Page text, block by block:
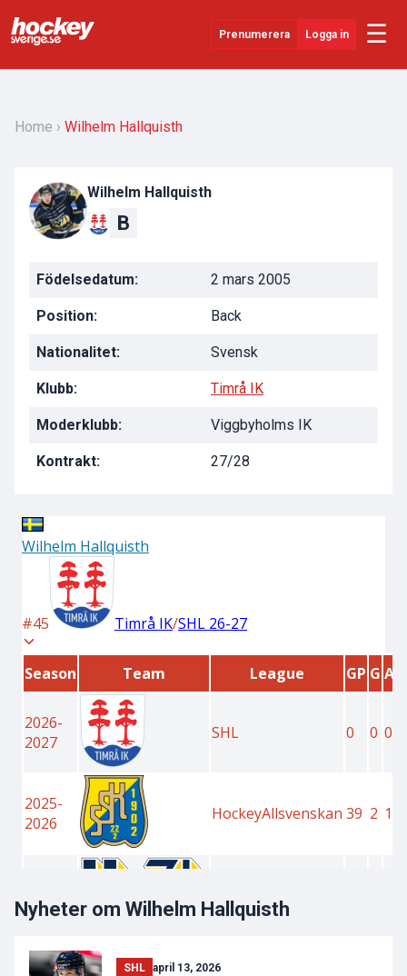
Prenumerera Logga in ☰
YouTube
Evenemang
Övrigt
Home Wilhelm Hallquisth
Wilhelm Hallquisth
B
Födelsedatum: 2 mars 2005
Position: Back
Nationalitet: Svensk
Klubb: Timrå IK
Moderklubb: Viggbyholms IK
Kontrakt: 27/28
Nyheter om Wilhelm Hallquisth
SHL april 13, 2026